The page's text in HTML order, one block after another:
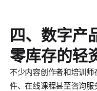
四、数字产
零库存的轻
不少内容创作者和培训
件、在线课程甚至咨询